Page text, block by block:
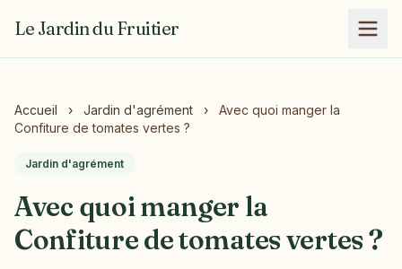
Le Jardin du Fruitier
Accueil › Jardin d'agrément ›
Avec quoi manger la
Confiture de tomates vertes ?
Jardin d'agrément
Avec quoi manger la
Confiture de tomates vertes ?